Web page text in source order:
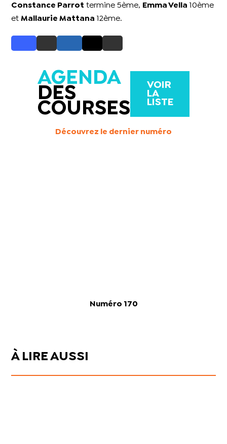
Constance Parrot termine 5ème, Emma Vella 10ème
etMallaurie Mattana 12ème.
AGENDA
DES
COURSES
VOIR
LA
LISTE
Découvrez le dernier numéro
Numéro 170
À LIRE AUSSI